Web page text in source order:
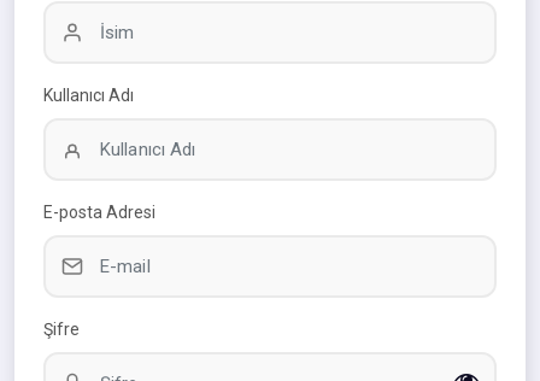
Kullanıcı Adı
E-posta Adresi
Şifre